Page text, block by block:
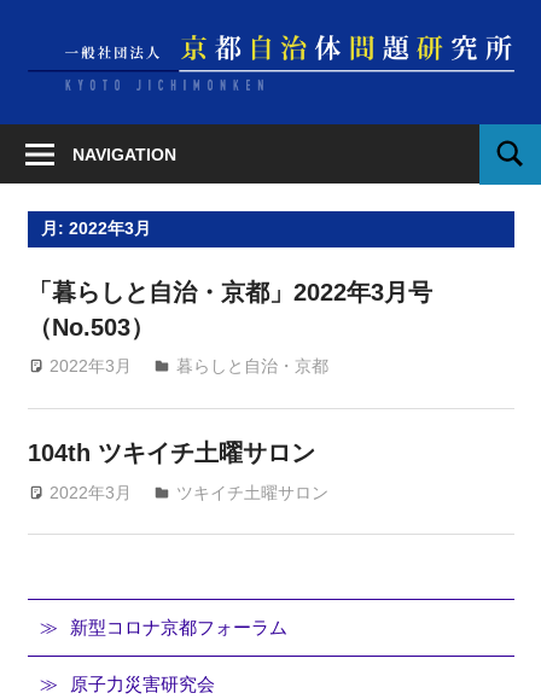
content
NAVIGATION
月: 2022年3月
「暮らしと自治・京都」2022年3月号
（No.503）
2022年3月 KKP_m2DSGtxA
暮らしと自治・京都
104th ツキイチ土曜サロン
2022年3月 KKP_m2DSGtxA
ツキイチ土曜サロン
新型コロナ京都フォーラム
原子力災害研究会